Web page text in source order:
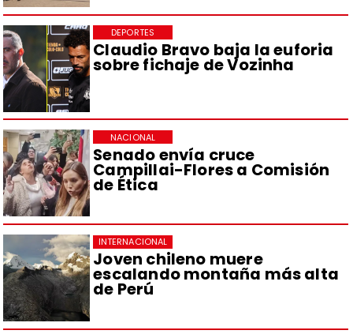
Claudio Bravo baja la euforia
sobre fichaje de Vozinha
DEPORTES
Senado envía cruce
Campillai-Flores a Comisión
de Ética
NACIONAL
Joven chileno muere
escalando montaña más alta
de Perú
INTERNACIONAL